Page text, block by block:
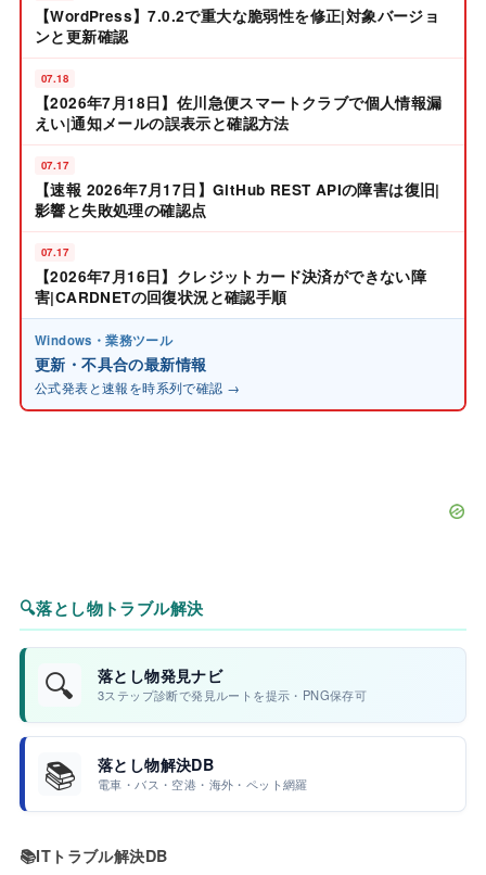
【WordPress】7.0.2で重大な脆弱性を修正|対象バージョ
ンと更新確認
07.18
【2026年7月18日】佐川急便スマートクラブで個人情報漏
えい|通知メールの誤表示と確認方法
07.17
【速報 2026年7月17日】GitHub REST APIの障害は復旧|
影響と失敗処理の確認点
07.17
【2026年7月16日】クレジットカード決済ができない障
害|CARDNETの回復状況と確認手順
Windows・業務ツール
更新・不具合の最新情報
公式発表と速報を時系列で確認 →
🔍落とし物トラブル解決
🔍 落とし物発見ナビ
3ステップ診断で発見ルートを提示・PNG保存可
📚 落とし物解決DB
電車・バス・空港・海外・ペット網羅
📚ITトラブル解決DB